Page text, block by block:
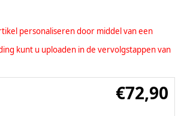
personaliseren door middel van een
kunt u uploaden in de vervolgstappen van
€72,90